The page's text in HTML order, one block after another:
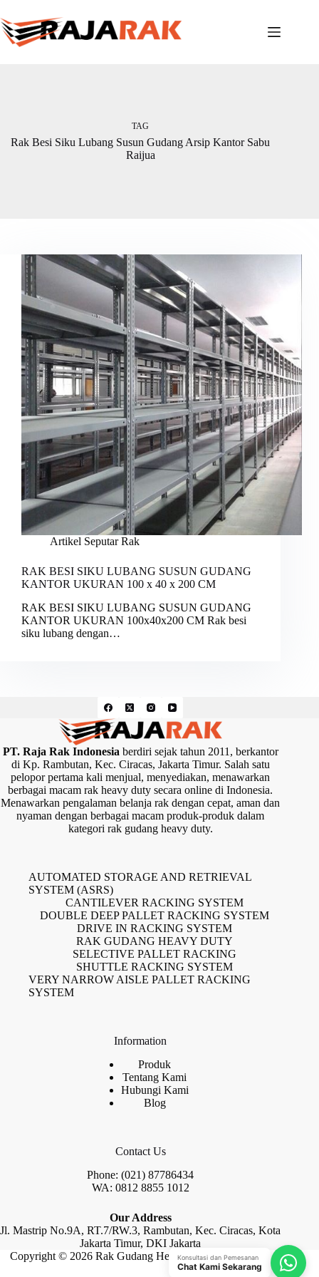
to
content
TAG
Rak Besi Siku Lubang Susun Gudang Arsip Kantor Sabu
Raijua
Artikel Seputar Rak
RAK BESI SIKU LUBANG SUSUN GUDANG
KANTOR UKURAN 100 x 40 x 200 CM
RAK BESI SIKU LUBANG SUSUN GUDANG
KANTOR UKURAN 100x40x200 CM Rak besi
siku lubang dengan…
PT. Raja Rak Indonesiaberdiri sejak tahun 2011, berkantor
di Kp. Rambutan, Kec. Ciracas, Jakarta Timur. Salah satu
pelopor pertama kali menjual, menyediakan, menawarkan
berbagai macam rak heavy duty secara online di Indonesia.
Menawarkan pengalaman belanja rak dengan cepat, aman dan
nyaman dengan berbagai macam produk-produk dalam
kategori rak gudang heavy duty.
AUTOMATED STORAGE AND RETRIEVAL
SYSTEM (ASRS)
CANTILEVER RACKING SYSTEM
DOUBLE DEEP PALLET RACKING SYSTEM
DRIVE IN RACKING SYSTEM
RAK GUDANG HEAVY DUTY
SELECTIVE PALLET RACKING
SHUTTLE RACKING SYSTEM
VERY NARROW AISLE PALLET RACKING
SYSTEM
Information
Produk
Tentang Kami
Hubungi Kami
Blog
Contact Us
Phone: (021) 87786434
WA: 0812 8855 1012
Our Address
Jl. Mastrip No.9A, RT.7/RW.3, Rambutan, Kec. Ciracas, Kota
Jakarta Timur, DKI Jakarta
Copyright © 2026 Rak Gudang Heayy Duty by Raja Rak
Konsultasi dan Pemesanan
Chat Kami Sekarang